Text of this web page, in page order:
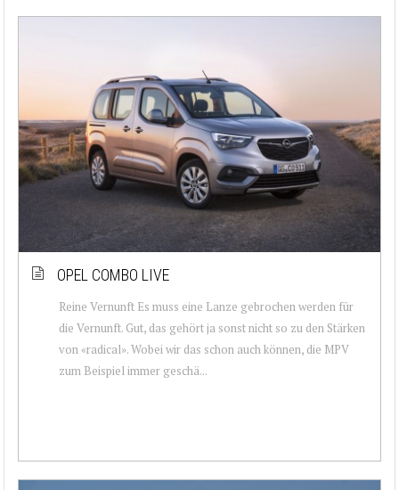
OPEL COMBO LIVE
Reine Vernunft Es muss eine Lanze gebrochen werden für
die Vernunft. Gut, das gehört ja sonst nicht so zu den Stärken
von «radical». Wobei wir das schon auch können, die MPV
zum Beispiel immer geschä...